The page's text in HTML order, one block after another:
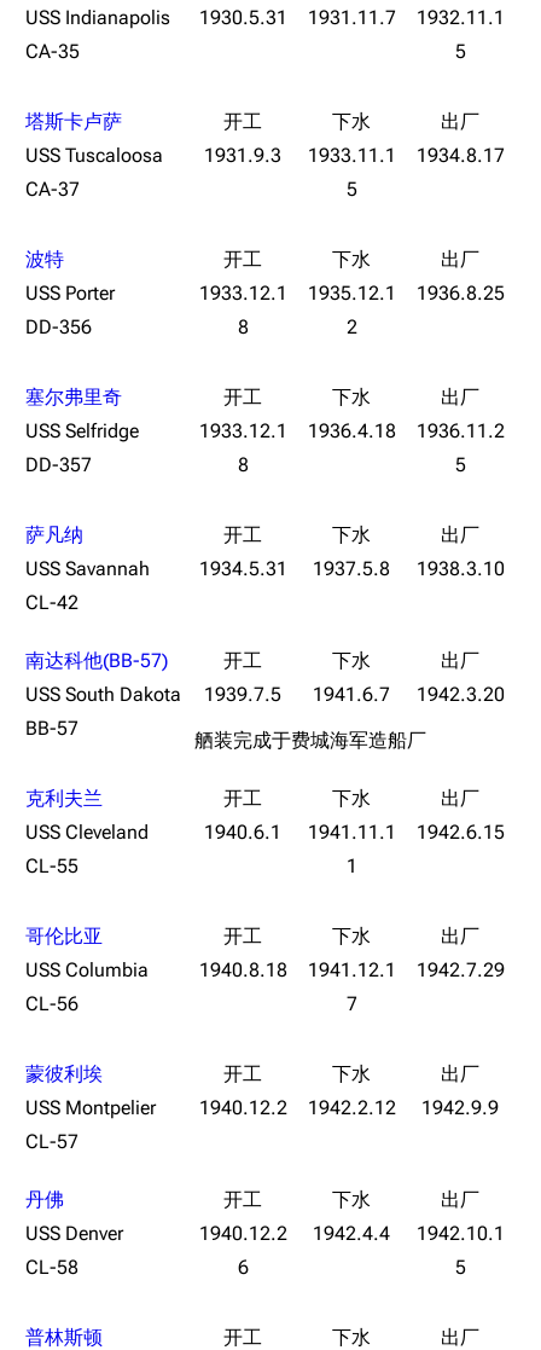
1696
导航
首页
最近更改
留言讨论页
新文件
新页面
帮助
资助百科
随便逛逛
特殊页面
游戏系统
海域资料
经验计算
远征
任务
技能
舰娘与装备
按类型
按国籍
舰娘获得方式
深海舰队
港区系统
头像
勋章
音乐
提督府
杂学考据
游戏BUG汇总
历代登录界面
术语词典
游戏动态
历次场刊
运营历史
USS Indianapolis
CA-35
1930.5.31 1931.11.7
1932.11.1
5
塔斯卡卢萨
USS Tuscaloosa
CA-37
1931.9.3
1933.11.1
5
1934.8.17
波特
USS Porter
DD-356
1933.12.1
8
1935.12.1
2
1936.8.25
塞尔弗里奇
USS Selfridge
DD-357
1933.12.1
8
1936.4.18
1936.11.2
5
萨凡纳
USS Savannah
CL-42
1934.5.31 1937.5.8 1938.3.10
南达科他(BB-57)
USS South Dakota
BB-57
1939.7.5 1941.6.7
1942.3.20
舾装完成于费城海军造船厂
克利夫兰
USS Cleveland
CL-55
1940.6.1
1941.11.1
1
1942.6.15
哥伦比亚
USS Columbia
CL-56
1940.8.18
1941.12.1
7
1942.7.29
蒙彼利埃
USS Montpelier
CL-57
1940.12.2 1942.2.12 1942.9.9
丹佛
USS Denver
CL-58
1940.12.2
6
1942.4.4
1942.10.1
5
普林斯顿